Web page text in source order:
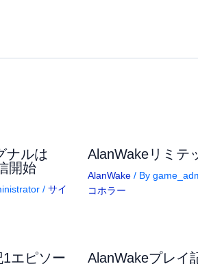
ナルは
開始
/ サイ
AlanWakeリミテ
AlanWake / By
コホラー
エピソー
AlanWakeプレイ